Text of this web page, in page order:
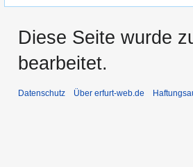
Diese Seite wurde
bearbeitet.
Datenschutz Über erfurt-web.de